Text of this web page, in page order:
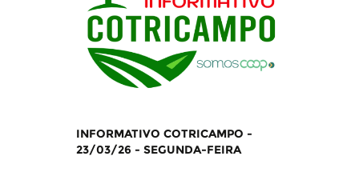
INFORMATIVO COTRICAMPO -
23/03/26 - SEGUNDA-FEIRA